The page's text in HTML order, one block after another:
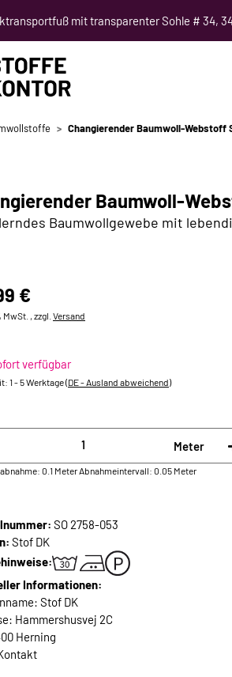
mit transparenter Sohle # 34,
NÄHKURSE
Changierender Baumwoll-Webstoff
Baumwoll-
Baumwollgewebe mit
€
MwSt. , zzgl. Versand
verfügbar
1 - 5 Werktage(DE - Ausland abweichend)
Meter
0.1 MeterAbnahmeintervall: 0.05 Meter
SO 2758-053
Stof DK
Informationen:
Stof DK
Hammershusvej 2C
Herning